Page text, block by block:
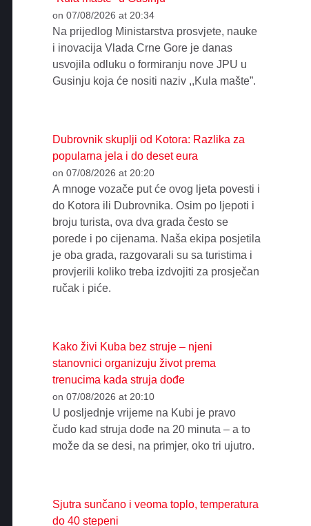
on 07/08/2026 at 20:34
Na prijedlog Ministarstva prosvjete, nauke
i inovacija Vlada Crne Gore je danas
usvojila odluku o formiranju nove JPU u
Gusinju koja će nositi naziv ,,Kula mašte”.
Dubrovnik skuplji od Kotora: Razlika za
popularna jela i do deset eura
on 07/08/2026 at 20:20
A mnoge vozače put će ovog ljeta povesti i
do Kotora ili Dubrovnika. Osim po ljepoti i
broju turista, ova dva grada često se
porede i po cijenama. Naša ekipa posjetila
je oba grada, razgovarali su sa turistima i
provjerili koliko treba izdvojiti za prosječan
ručak i piće.
Kako živi Kuba bez struje – njeni
stanovnici organizuju život prema
trenucima kada struja dođe
on 07/08/2026 at 20:10
U posljednje vrijeme na Kubi je pravo
čudo kad struja dođe na 20 minuta – a to
može da se desi, na primjer, oko tri ujutro.
Sjutra sunčano i veoma toplo, temperatura
do 40 stepeni